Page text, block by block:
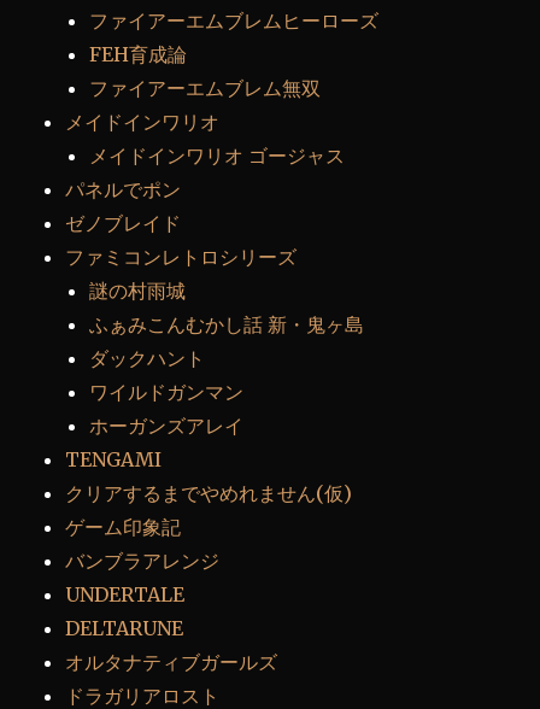
ファイアーエムブレムヒーローズ
FEH育成論
ファイアーエムブレム無双
メイドインワリオ
メイドインワリオ ゴージャス
パネルでポン
ゼノブレイド
ファミコンレトロシリーズ
謎の村雨城
ふぁみこんむかし話 新・鬼ヶ島
ダックハント
ワイルドガンマン
ホーガンズアレイ
TENGAMI
クリアするまでやめれません(仮)
ゲーム印象記
バンブラアレンジ
UNDERTALE
DELTARUNE
オルタナティブガールズ
ドラガリアロスト